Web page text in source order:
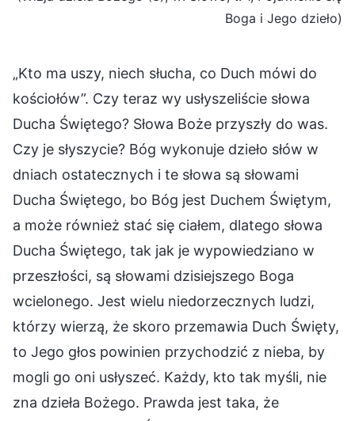
Boga i Jego dzieło)
„Kto ma uszy, niech słucha, co Duch mówi do
kościołów”. Czy teraz wy usłyszeliście słowa
Ducha Świętego? Słowa Boże przyszły do was.
Czy je słyszycie? Bóg wykonuje dzieło słów w
dniach ostatecznych i te słowa są słowami
Ducha Świętego, bo Bóg jest Duchem Świętym,
a może również stać się ciałem, dlatego słowa
Ducha Świętego, tak jak je wypowiedziano w
przeszłości, są słowami dzisiejszego Boga
wcielonego. Jest wielu niedorzecznych ludzi,
którzy wierzą, że skoro przemawia Duch Święty,
to Jego głos powinien przychodzić z nieba, by
mogli go oni usłyszeć. Każdy, kto tak myśli, nie
zna dzieła Bożego. Prawda jest taka, że